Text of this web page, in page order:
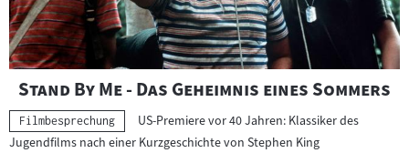
"
Stand By Me - Das Geheimnis eines Sommers
Kategorie:
Filmbesprechung
US-Premiere vor 40 Jahren: Klassiker des
Jugendfilms nach einer Kurzgeschichte von Stephen King